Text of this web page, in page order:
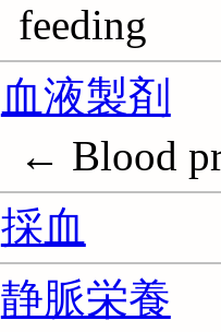
feeding
血液製剤
← Blood
採血
静脈栄養